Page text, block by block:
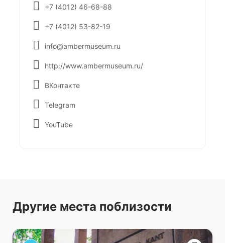
+7 (4012) 46-68-88
+7 (4012) 53-82-19
info@ambermuseum.ru
http://www.ambermuseum.ru/
ВКонтакте
Telegram
YouTube
Другие места поблизости